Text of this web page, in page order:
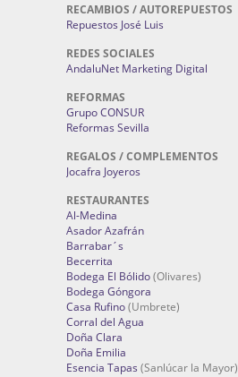
RECAMBIOS / AUTOREPUESTOS
Repuestos José Luis
REDES SOCIALES
AndaluNet Marketing Digital
REFORMAS
Grupo CONSUR
Reformas Sevilla
REGALOS / COMPLEMENTOS
Jocafra Joyeros
RESTAURANTES
Al-Medina
Asador Azafrán
Barrabar´s
Becerrita
Bodega El Bólido(Olivares)
Bodega Góngora
Casa Rufino(Umbrete)
Corral del Agua
Doña Clara
Doña Emilia
Esencia Tapas (Sanlúcar la Mayor)